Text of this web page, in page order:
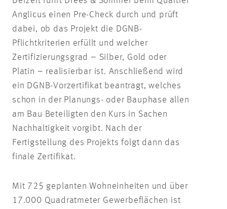
Anglicus einen Pre-Check durch und prüft
dabei, ob das Projekt die DGNB-
Pflichtkriterien erfüllt und welcher
Zertifizierungsgrad – Silber, Gold oder
Platin – realisierbar ist. Anschließend wird
ein DGNB-Vorzertifikat beantragt, welches
schon in der Planungs- oder Bauphase allen
am Bau Beteiligten den Kurs in Sachen
Nachhaltigkeit vorgibt. Nach der
Fertigstellung des Projekts folgt dann das
finale Zertifikat.
Mit 725 geplanten Wohneinheiten und über
17.000 Quadratmeter Gewerbeflächen ist